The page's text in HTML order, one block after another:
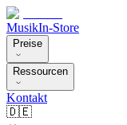
MusikIn-Store
Preise
Ressourcen
Kontakt
🇩🇪